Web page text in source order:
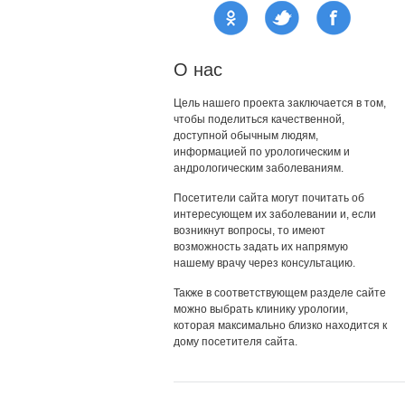
О нас
Цель нашего проекта заключается в том,
чтобы поделиться качественной,
доступной обычным людям,
информацией по урологическим и
андрологическим заболеваниям.
Посетители сайта могут почитать об
интересующем их заболевании и, если
возникнут вопросы, то имеют
возможность задать их напрямую
нашему врачу через консультацию.
Также в соответствующем разделе сайте
можно выбрать клинику урологии,
которая максимально близко находится к
дому посетителя сайта.